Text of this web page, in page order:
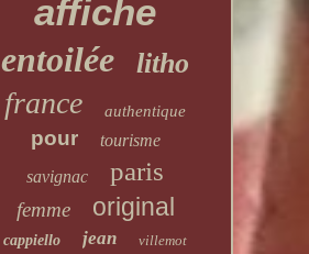
affiche
entoilée litho
france authentique
pour
tourisme
savignac
paris
femme original
cappiello jean villemot